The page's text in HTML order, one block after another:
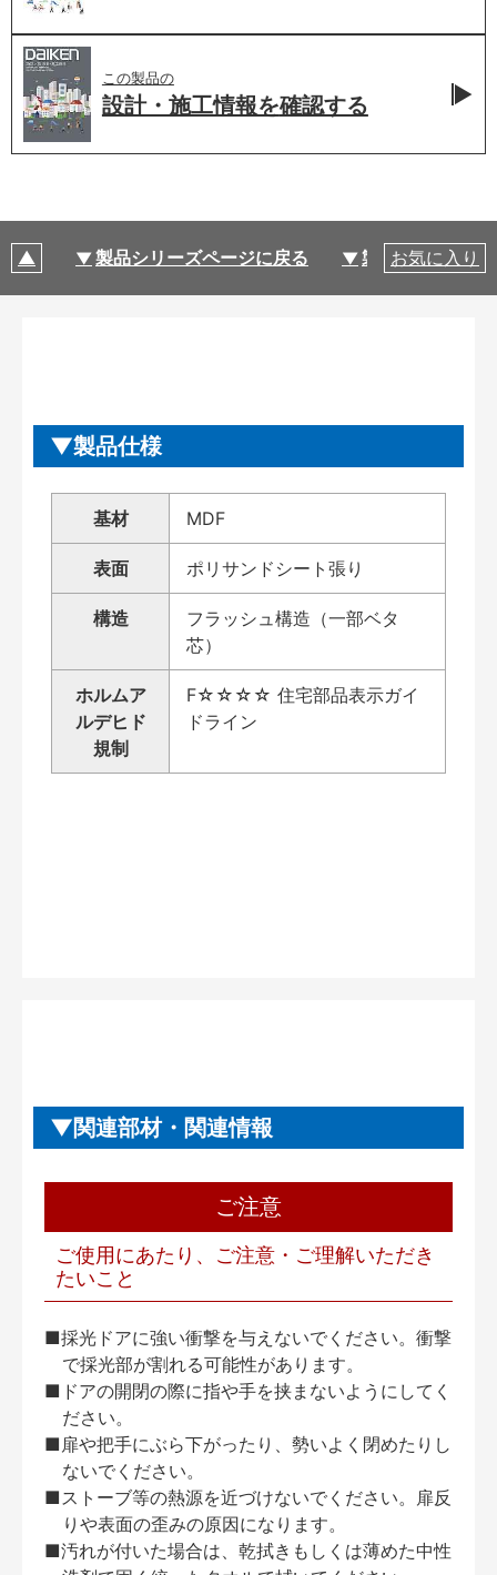
この製品の
設計・施工情報を確認する
製品シリーズページに戻る 製品仕様
お気に入り
製品仕様
基材 MDF
表面 ポリサンドシート張り
構造
フラッシュ構造（一部ベタ
芯）
ホルムア
ルデヒド
規制
F☆☆☆☆ 住宅部品表示ガイ
ドライン
関連部材・関連情報
ご注意
ご使用にあたり、ご注意・ご理解いただき
たいこと
■採光ドアに強い衝撃を与えないでください。衝撃
で採光部が割れる可能性があります。
■ドアの開閉の際に指や手を挟まないようにしてく
ださい。
■扉や把手にぶら下がったり、勢いよく閉めたりし
ないでください。
■ストーブ等の熱源を近づけないでください。扉反
りや表面の歪みの原因になります。
■汚れが付いた場合は、乾拭きもしくは薄めた中性